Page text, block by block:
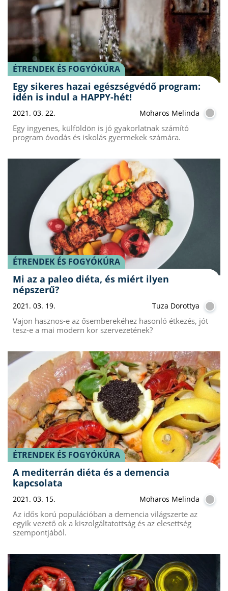
ÉTRENDEK ÉS FOGYÓKÚRA
Egy sikeres hazai egészségvédő program:
idén is indul a HAPPY-hét!
2021. 03. 22. Moharos Melinda
Egy ingyenes, külföldön is jó gyakorlatnak számító
program óvodás és iskolás gyermekek számára.
ÉTRENDEK ÉS FOGYÓKÚRA
Mi az a paleo diéta, és miért ilyen
népszerű?
2021. 03. 19. Tuza Dorottya
Vajon hasznos-e az ősemberekéhez hasonló étkezés, jót
tesz-e a mai modern kor szervezetének?
ÉTRENDEK ÉS FOGYÓKÚRA
A mediterrán diéta és a demencia
kapcsolata
2021. 03. 15. Moharos Melinda
Az idős korú populációban a demencia világszerte az
egyik vezető ok a kiszolgáltatottság és az elesettség
szempontjából.